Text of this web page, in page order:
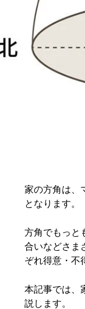
家の方角は、
となります。
方角でもっと
合いなどさま
ぞれ得意・不
本記事では、
説します。